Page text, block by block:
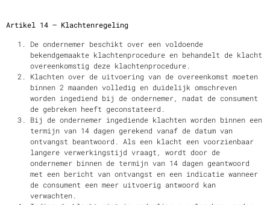
Artikel 14 – Klachtenregeling
De ondernemer beschikt over een voldoende
bekendgemaakte klachtenprocedure en behandelt de klacht
overeenkomstig deze klachtenprocedure.
Klachten over de uitvoering van de overeenkomst moeten
binnen 2 maanden volledig en duidelijk omschreven
worden ingediend bij de ondernemer, nadat de consument
de gebreken heeft geconstateerd.
Bij de ondernemer ingediende klachten worden binnen een
termijn van 14 dagen gerekend vanaf de datum van
ontvangst beantwoord. Als een klacht een voorzienbaar
langere verwerkingstijd vraagt, wordt door de
ondernemer binnen de termijn van 14 dagen geantwoord
met een bericht van ontvangst en een indicatie wanneer
de consument een meer uitvoerig antwoord kan
verwachten.